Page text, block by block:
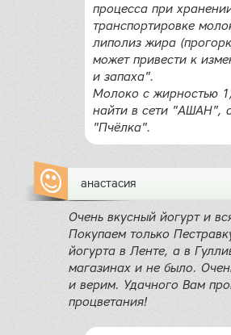
процесса при
транспортировке
липолиз жира
может привести к
и запаха".
Молоко с жирностью
найти в сети "АШАН",
"Пчёлка".
анастасия
Очень вкусный йогурт и
Покупаем только
йогурта в Ленте, а в
магазинах и не было.
и верим. Удачного Вам
процветания!